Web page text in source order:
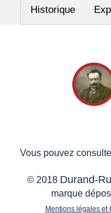
Historique
Vous pouvez
© 2018 Durand-
marque
Mentions légales et